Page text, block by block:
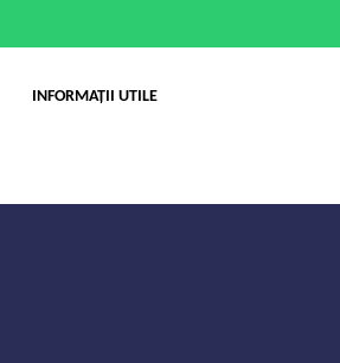
INFORMAȚII UTILE